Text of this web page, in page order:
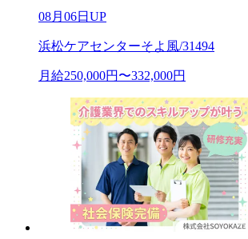
08月06日UP
浜松ケアセンターそよ風/31494
月給250,000円〜332,000円